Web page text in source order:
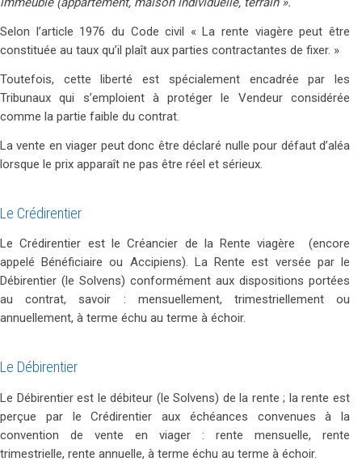
Selon l’article 1976 du Code civil « La rente viagère peut être
constituée au taux qu’il plaît aux parties contractantes de fixer. »
Toutefois, cette liberté est spécialement encadrée par les
Tribunaux qui s’emploient à protéger le Vendeur considérée
comme la partie faible du contrat.
La vente en viager peut donc être déclaré nulle pour défaut d’aléa
lorsque le prix apparaît ne pas être réel et sérieux.
Le Crédirentier
Le Crédirentier est le Créancier de la Rente viagère (encore
appelé Bénéficiaire ou Accipiens). La Rente est versée par le
Débirentier (le Solvens) conformément aux dispositions portées
au contrat, savoir : mensuellement, trimestriellement ou
annuellement, à terme échu au terme à échoir.
Le Débirentier
Le Débirentier est le débiteur (le Solvens) de la rente ; la rente est
perçue par le Crédirentier aux échéances convenues à la
convention de vente en viager : rente mensuelle, rente
trimestrielle, rente annuelle, à terme échu au terme à échoir.